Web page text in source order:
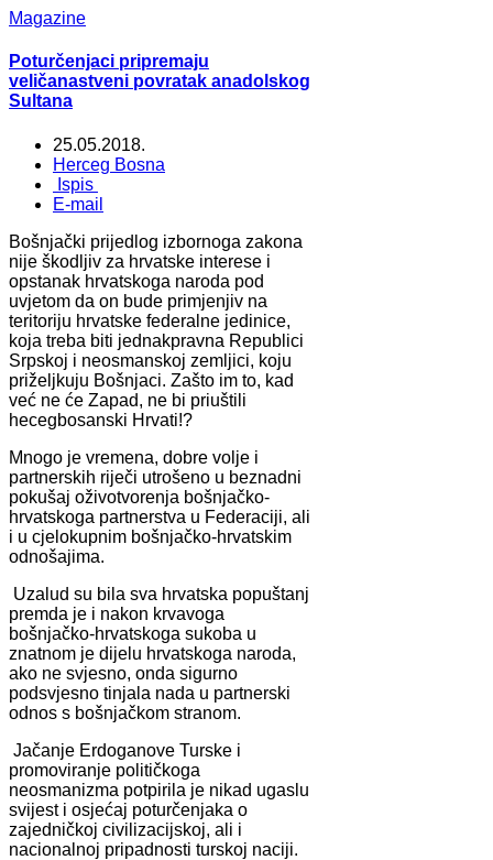
Magazine
Poturčenjaci pripremaju
veličanastveni povratak anadolskog
Sultana
25.05.2018.
Herceg Bosna
Ispis
E-mail
Bošnjački prijedlog izbornoga zakona
nije škodljiv za hrvatske interese i
opstanak hrvatskoga naroda pod
uvjetom da on bude primjenjiv na
teritoriju hrvatske federalne jedinice,
koja treba biti jednakpravna Republici
Srpskoj i neosmanskoj zemljici, koju
priželjkuju Bošnjaci. Zašto im to, kad
već ne će Zapad, ne bi priuštili
hecegbosanski Hrvati!?
Mnogo je vremena, dobre volje i
partnerskih riječi utrošeno u beznadni
pokušaj oživotvorenja bošnjačko-
hrvatskoga partnerstva u Federaciji, ali
i u cjelokupnim bošnjačko-hrvatskim
odnošajima.
Uzalud su bila sva hrvatska popuštanj
premda je i nakon krvavoga
bošnjačko-hrvatskoga sukoba u
znatnom je dijelu hrvatskoga naroda,
ako ne svjesno, onda sigurno
podsvjesno tinjala nada u partnerski
odnos s bošnjačkom stranom.
Jačanje Erdoganove Turske i
promoviranje političkoga
neosmanizma potpirila je nikad ugaslu
svijest i osjećaj poturčenjaka o
zajedničkoj civilizacijskoj, ali i
nacionalnoj pripadnosti turskoj naciji.